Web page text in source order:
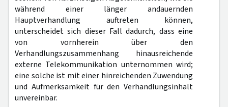
während einer länger andauernden
Hauptverhandlung auftreten können,
unterscheidet sich dieser Fall dadurch, dass eine
von vornherein über den
Verhandlungszusammenhang hinausreichende
externe Telekommunikation unternommen wird;
eine solche ist mit einer hinreichenden Zuwendung
und Aufmerksamkeit für den Verhandlungsinhalt
unvereinbar.